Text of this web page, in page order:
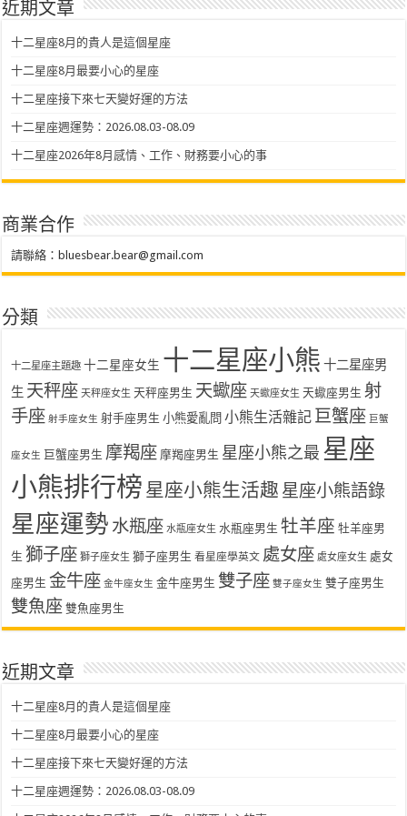
近期文章
十二星座8月的貴人是這個星座
十二星座8月最要小心的星座
十二星座接下來七天變好運的方法
十二星座週運勢：2026.08.03-08.09
十二星座2026年8月感情、工作、財務要小心的事
商業合作
請聯絡： bluesbear.bear@gmail.com
分類
十二星座主題趣 十二星座女生 十二星座小熊 十二星座男
生 天秤座 天秤座女生 天秤座男生 天蠍座 天蠍座女生 天蠍座男生 射
手座 射手座女生 射手座男生 小熊愛亂問 小熊生活雜記 巨蟹座 巨蟹
座女生 巨蟹座男生 摩羯座 摩羯座男生 星座小熊之最 星座
小熊排行榜 星座小熊生活趣 星座小熊語錄
星座運勢 水瓶座 水瓶座女生 水瓶座男生 牡羊座 牡羊座男
生 獅子座 獅子座女生 獅子座男生 看星座學英文 處女座 處女座女生 處女
座男生 金牛座 金牛座女生 金牛座男生 雙子座 雙子座女生 雙子座男生
雙魚座 雙魚座男生
近期文章
十二星座8月的貴人是這個星座
十二星座8月最要小心的星座
十二星座接下來七天變好運的方法
十二星座週運勢：2026.08.03-08.09